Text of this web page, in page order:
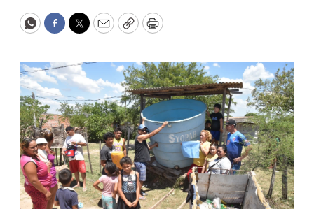
WhatsApp
Facebook
Twitter
EmailCopyPrint